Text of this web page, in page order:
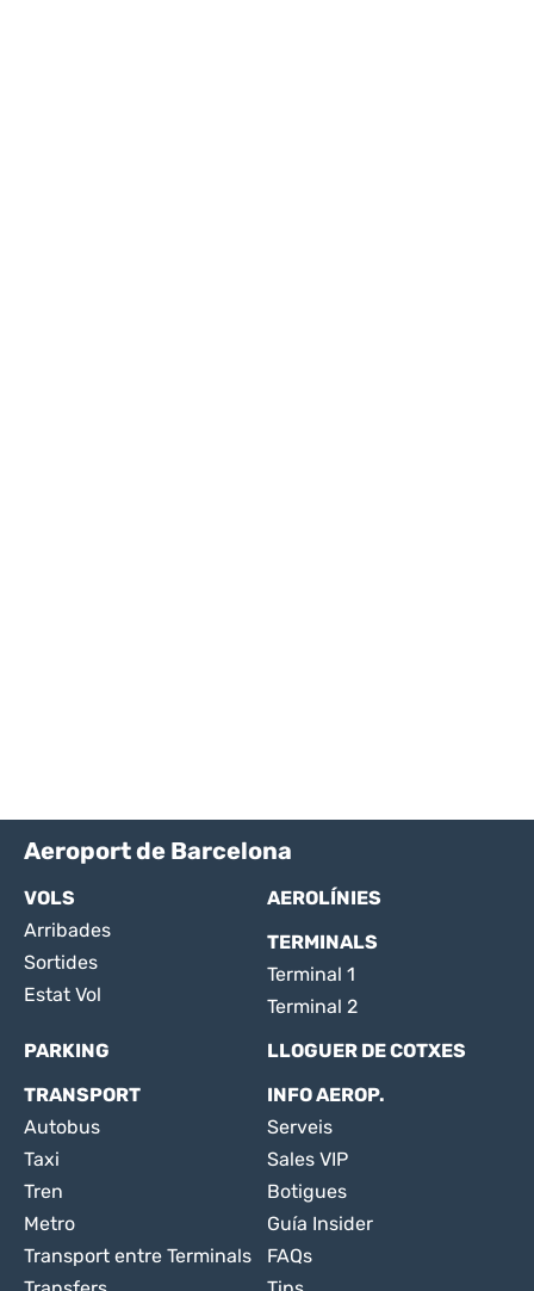
Aeroport de Barcelona
VOLS
Arribades
Sortides
Estat Vol
AEROLÍNIES
TERMINALS
Terminal 1
Terminal 2
PARKING
LLOGUER DE COTXES
TRANSPORT
Autobus
Taxi
Tren
Metro
Transport entre Terminals
INFO AEROP.
Serveis
Sales VIP
Botigues
Guía Insider
FAQs